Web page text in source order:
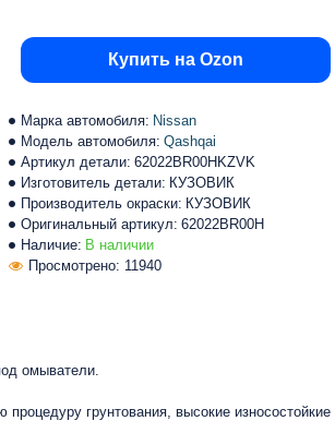
Наличие: В наличии
Марка автомобиля: Nissan
Модель автомобиля: Qashqai
Артикул детали: 62022BR00HKZVK
Изготовитель детали: КУЗОВИК
Производитель окраски: КУЗОВИК
Оригинальный артикул: 62022BR00H
Просмотрено: 11940
Купить на Ozon
омыватели.
грунтования, высокие износостойкие